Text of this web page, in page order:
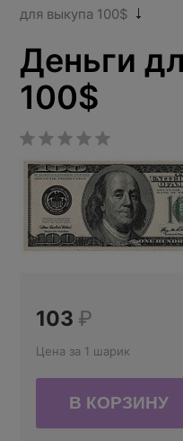
для выкупа 100$
Деньги
100$
103 ₽
Цена за 1 шарик